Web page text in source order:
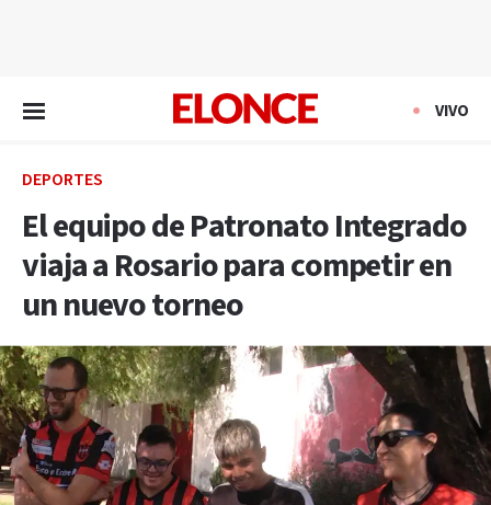
VIVO
DEPORTES
El equipo de Patronato Integrado
viaja a Rosario para competir en
un nuevo torneo